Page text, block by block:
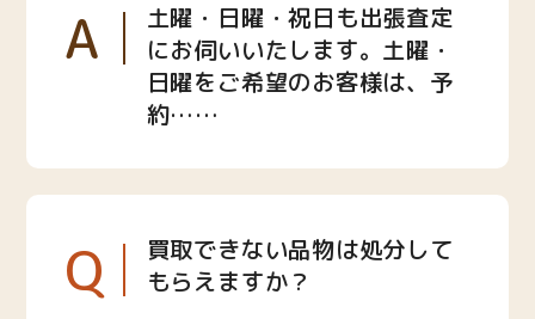
A
土曜・日曜・祝日も出張査定
にお伺いいたします。土曜・
日曜をご希望のお客様は、予
約……
Q
買取できない品物は処分して
もらえますか？